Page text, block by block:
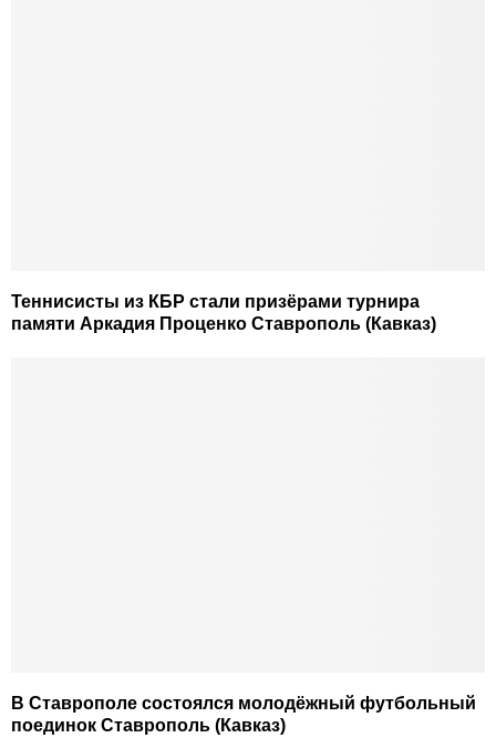
Теннисисты из КБР стали призёрами турнира
памяти Аркадия Проценко Ставрополь (Кавказ)
В Ставрополе состоялся молодёжный футбольный
поединок Ставрополь (Кавказ)